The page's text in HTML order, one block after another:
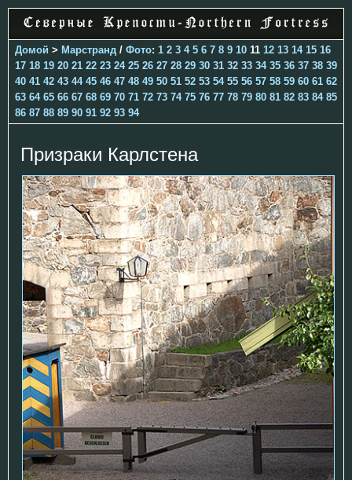
Домой > Марстранд / Фото: 1 2 3 4 5 6 7 8 9 10 11 12 13 14 15 16
17 18 19 20 21 22 23 24 25 26 27 28 29 30 31 32 33 34 35 36 37 38 39
40 41 42 43 44 45 46 47 48 49 50 51 52 53 54 55 56 57 58 59 60 61 62
63 64 65 66 67 68 69 70 71 72 73 74 75 76 77 78 79 80 81 82 83 84 85
86 87 88 89 90 91 92 93 94
Призраки Карлстена